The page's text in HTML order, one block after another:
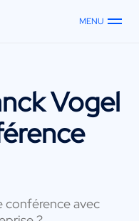
MENU
Vogel
conférence avec